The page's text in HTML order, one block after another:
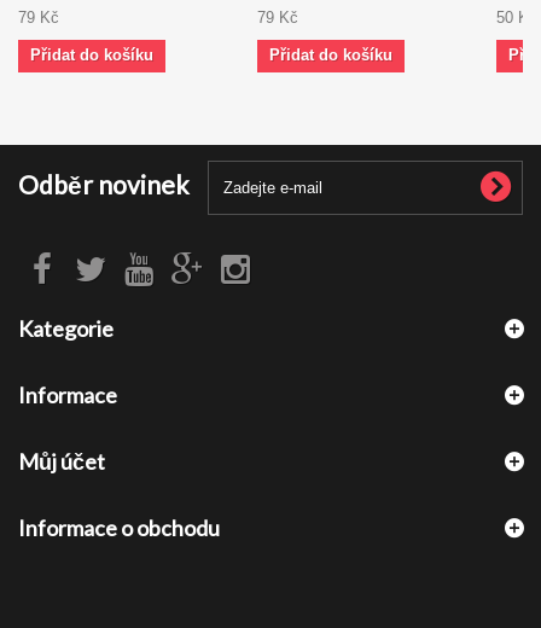
79 Kč
Přidat do košíku
79 Kč
Přidat do košíku
50 Kč
Odběr novinek
Kategorie
Informace
Můj účet
Informace o obchodu